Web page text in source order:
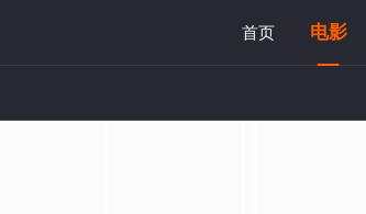
首页 电影